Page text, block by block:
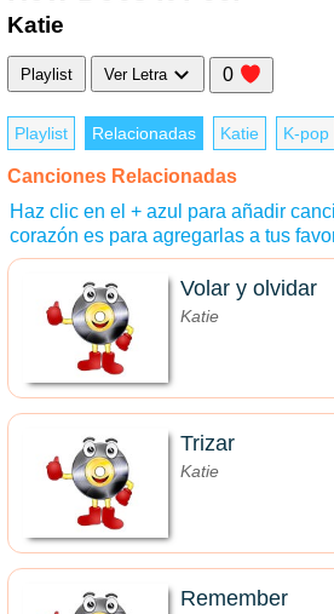
Katie
Playlist Ver Letra 0
Playlist Relacionadas Katie K-pop
Canciones Relacionadas
Haz clic en el + azul para añadir
corazón es para agregarlas a tus
Volar y olvidar
Katie
Trizar
Katie
Remember